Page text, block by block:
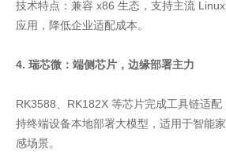
技术特点：兼容 x86 生态，支持主流
应用，降低企业适配成本。
4. 瑞芯微：端侧芯片，边缘部署主力
RK3588、RK182X 等芯片完成工具链适
持终端设备本地部署大模型，适用于智能
感场景。